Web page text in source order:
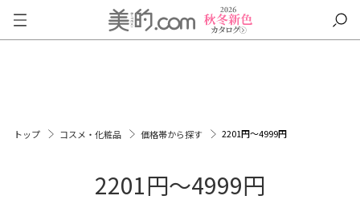
トップ コスメ・化粧品 価格帯から探す 2201円～4999円
2201円～4999円